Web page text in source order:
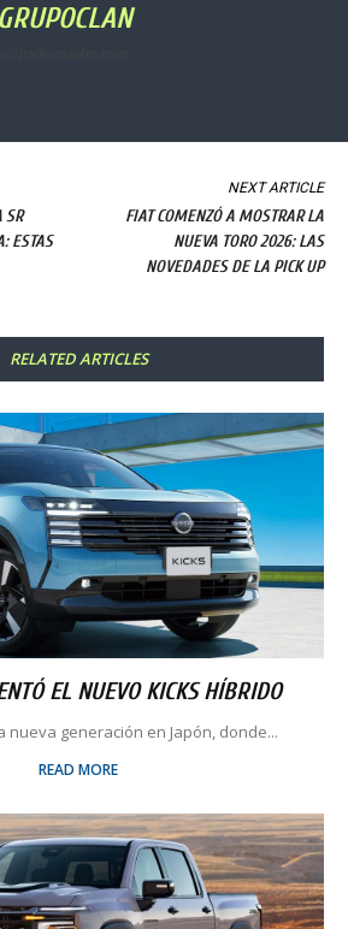
SR
ESTAS
NEXT ARTICLE
FIAT COMENZÓ A MOSTRAR LA
NUEVA TORO 2026: LAS
NOVEDADES DE LA PICK UP
RELATED ARTICLES
EL NUEVO KICKS HÍBRIDO
nueva generación en Japón, donde...
READ MORE